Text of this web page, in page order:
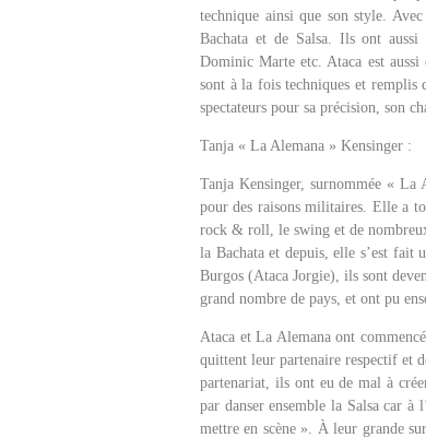
technique ainsi que son style.
Bachata et de Salsa. Ils ont
Dominic Marte etc. Ataca est
sont à la fois techniques et remplis
spectateurs pour sa précision, son
Tanja « La Alemana » Kensinger :
Tanja Kensinger, surnommée « La
pour des raisons militaires. Elle a
rock & roll, le swing et de nombreux
la Bachata et depuis, elle s’est fait
Burgos (Ataca Jorgie), ils sont
grand nombre de pays, et ont pu
Ataca et La Alemana ont
quittent leur partenaire respectif et
partenariat, ils ont eu de mal à
par danser ensemble la Salsa car à
mettre en scène ». À leur grande